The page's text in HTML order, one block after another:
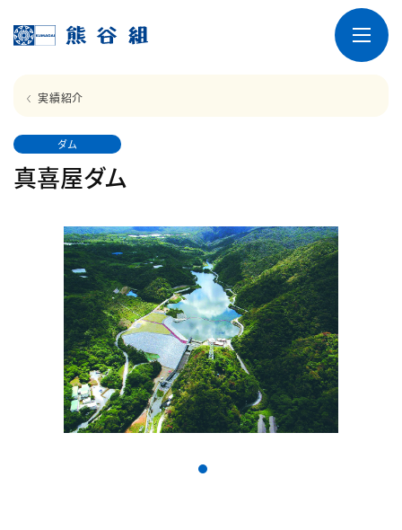
実績紹介
ダム
真喜屋ダム